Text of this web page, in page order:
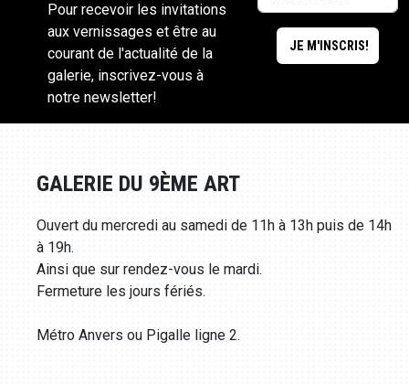
Pour recevoir les invitations
aux vernissages et être au
courant de l'actualité de la
galerie, inscrivez-vous à
notre newsletter!
GALERIE DU 9ÈME ART
Ouvert du mercredi au samedi de 11h à 13h puis de 14h
à 19h.
Ainsi que sur rendez-vous le mardi.
Fermeture les jours fériés.
Métro Anvers ou Pigalle ligne 2.